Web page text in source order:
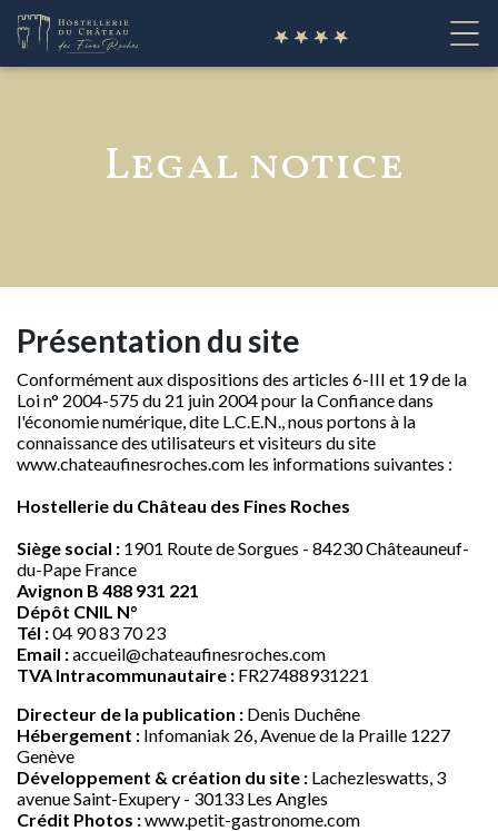
Legal notice
Présentation du site
Conformément aux dispositions des articles 6-III et 19 de la
Loi n° 2004-575 du 21 juin 2004 pour la Confiance dans
l'économie numérique, dite L.C.E.N., nous portons à la
connaissance des utilisateurs et visiteurs du site
www.chateaufinesroches.com les informations suivantes :
Hostellerie du Château des Fines Roches
Siège social : 1901 Route de Sorgues - 84230 Châteauneuf-
du-Pape France
Avignon B 488 931 221
Dépôt CNIL N°
Tél :04 90 83 70 23
Email :accueil@chateaufinesroches.com
TVA Intracommunautaire : FR27488931221
Directeur de la publication : Denis Duchêne
Hébergement : Infomaniak 26, Avenue de la Praille 1227
Genève
Développement & création du site : Lachezleswatts, 3
avenue Saint-Exupery - 30133 Les Angles
Crédit Photos :www.petit-gastronome.com